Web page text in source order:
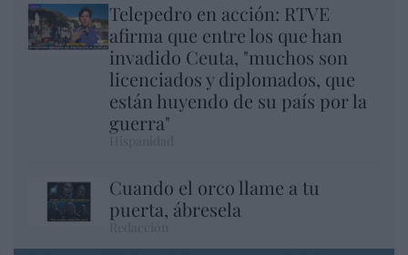
Telepedro en acción: RTVE
afirma que entre los que han
invadido Ceuta, "muchos son
licenciados y diplomados, que
están huyendo de su país por la
guerra"
Cuando el orco llame a tu
puerta, ábresela